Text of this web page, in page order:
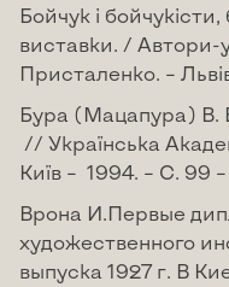
Бойчук і
виставки. / Автори-
Присталенко. –
Бура (Мацапура) В.
// Українська
Київ – 1994. – С. 99 –
Врона И.Первые
художественного
выпуска 1927 г. В